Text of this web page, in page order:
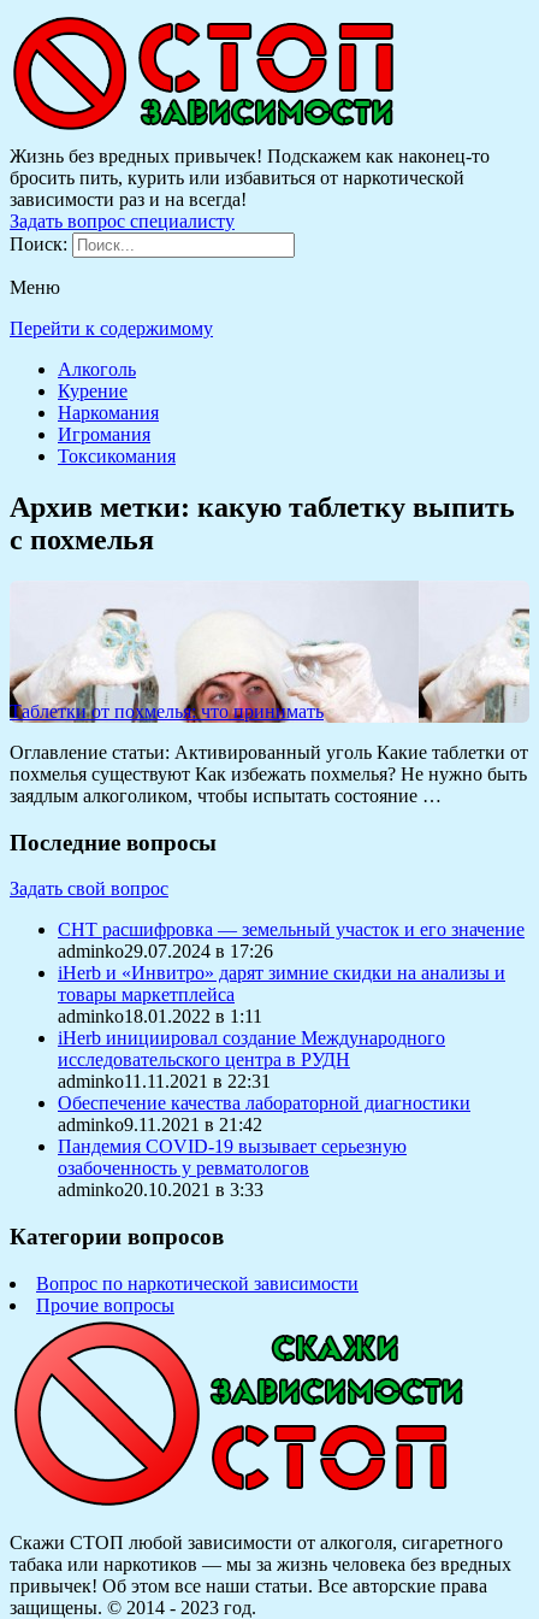
Жизнь без вредных привычек! Подскажем как наконец-то
бросить пить, курить или избавиться от наркотической
зависимости раз и на всегда!
Задать вопрос специалисту
Поиск:
Меню
Перейти к содержимому
Алкоголь
Курение
Наркомания
Игромания
Токсикомания
Архив метки: какую таблетку выпить
с похмелья
Таблетки от похмелья: что принимать
Оглавление статьи: Активированный уголь Какие таблетки от
похмелья существуют Как избежать похмелья? Не нужно быть
заядлым алкоголиком, чтобы испытать состояние …
Последние вопросы
Задать свой вопрос
СНТ расшифровка — земельный участок и его значение
adminko29.07.2024 в 17:26
iHerb и «Инвитро» дарят зимние скидки на анализы и
товары маркетплейса
adminko18.01.2022 в 1:11
iHerb инициировал создание Международного
исследовательского центра в РУДН
adminko11.11.2021 в 22:31
Обеспечение качества лабораторной диагностики
adminko9.11.2021 в 21:42
Пандемия COVID-19 вызывает серьезную
озабоченность у ревматологов
adminko20.10.2021 в 3:33
Категории вопросов
Вопрос по наркотической зависимости
Прочие вопросы
Скажи СТОП любой зависимости от алкоголя, сигаретного
табака или наркотиков — мы за жизнь человека без вредных
привычек! Об этом все наши статьи. Все авторские права
защищены. © 2014 - 2023 год.